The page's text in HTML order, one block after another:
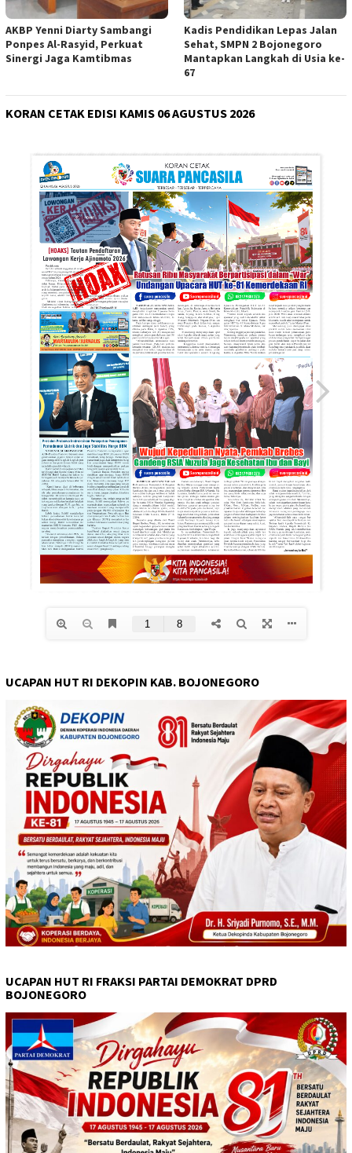
AKBP Yenni Diarty Sambangi
Ponpes Al-Rasyid, Perkuat
Sinergi Jaga Kamtibmas
Kadis Pendidikan Lepas Jalan
Sehat, SMPN 2 Bojonegoro
Mantapkan Langkah di Usia ke-
67
KORAN CETAK EDISI KAMIS 06 AGUSTUS 2026
UCAPAN HUT RI DEKOPIN KAB. BOJONEGORO
UCAPAN HUT RI FRAKSI PARTAI DEMOKRAT DPRD
BOJONEGORO